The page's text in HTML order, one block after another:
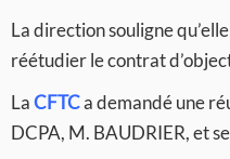
La direction souligne
réétudier le contrat
LaCFTCa demandé une
DCPA, M. BAUDRIER, et